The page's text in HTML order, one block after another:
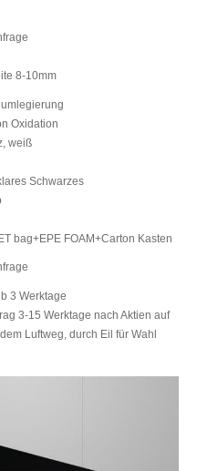
8-10mm
Oxidation
weiß
Schwarzes
bag+EPE FOAM+Carton Kasten
3 Werktage
3-15 Werktage nach Aktien auf
Luftweg, durch Eil für Wahl